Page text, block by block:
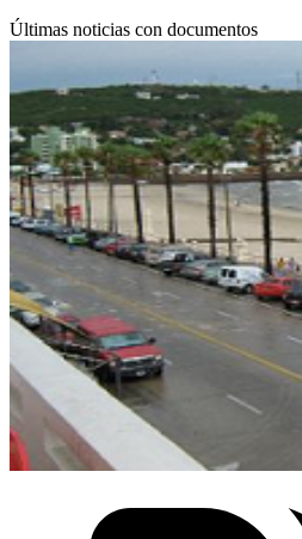
Últimas noticias con documentos